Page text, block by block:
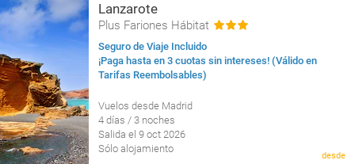
Lanzarote
Plus Fariones Hábitat
Seguro de Viaje Incluido
¡Paga hasta en 3 cuotas sin intereses! (Válido en
Tarifas Reembolsables)
Vuelos desde Madrid
4 días / 3 noches
Salida el 9 oct 2026
Sólo alojamiento
desde